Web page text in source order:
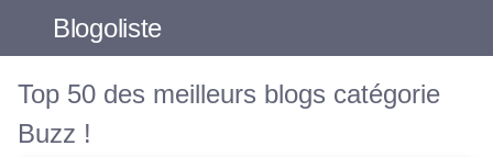
Blogoliste
Top 50 des meilleurs blogs catégorie
Buzz !